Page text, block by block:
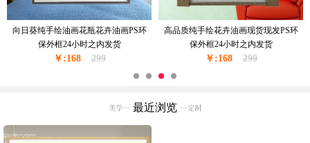
窗台边上的花瓶花卉油画纯手绘油画
现货现发金色实木外框24小时之内发
货
￥:228 350
现货现发纯手绘花绘油画卧室挂画厚
油厚肌理油画实木外框24小时之内发
货
￥:228 350
最近浏览